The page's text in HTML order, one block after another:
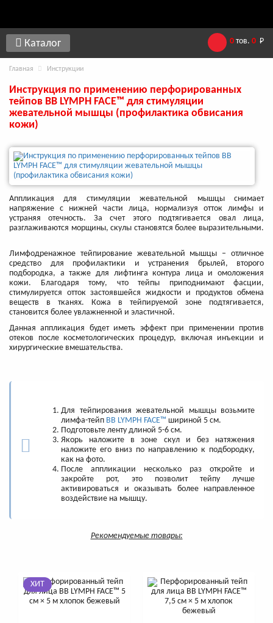
Каталог 0 тов. 0 Р
Главная Инструкции
Инструкция по применению перфорированных
тейпов BB LYMPH FACE™ для стимуляции
жевательной мышцы (профилактика обвисания
кожи)
Аппликация для стимуляции жевательной мышцы снимает
напряжение с нижней части лица, нормализуя отток лимфы и
устраняя отечность. За счет этого подтягивается овал лица,
разглаживаются морщины, скулы становятся более выразительными.
Лимфодренажное тейпирование жевательной мышцы – отличное
средство для профилактики и устранения брылей, второго
подбородка, а также для лифтинга контура лица и омоложения
кожи. Благодаря тому, что тейпы приподнимают фасции,
стимулируется отток застоявшейся жидкости и продуктов обмена
веществ в тканях. Кожа в тейпируемой зоне подтягивается,
становится более увлажненной и эластичной.
Данная аппликация будет иметь эффект при применении против
отеков после косметологических процедур, включая инъекции и
хирургические вмешательства.
Для тейпирования жевательной мышцы возьмите
лимфа-тейп BB LYMPH FACE™ шириной 5 см.
Подготовьте ленту длиной 5-6 см.
Якорь наложите в зоне скул и без натяжения
наложите его вниз по направлению к подбородку,
как на фото.
После аппликации несколько раз откройте и
закройте рот, это позволит тейпу лучше
активироваться и оказывать более направленное
воздействие на мышцу.
Рекомендуемые товары:
ХИТ